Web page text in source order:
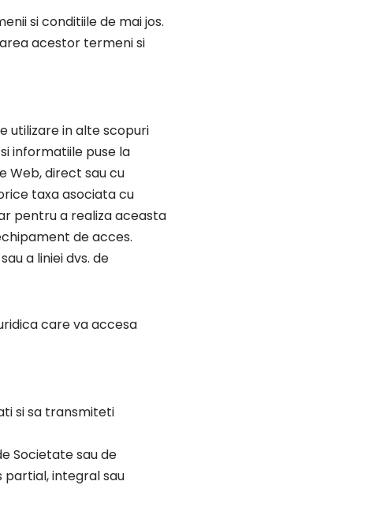
si conditiile de mai jos.
acestor termeni si
utilizare in alte scopuri
informatiile puse la
Web, direct sau cu
taxa asociata cu
pentru a realiza aceasta
de acces.
a liniei dvs. de
care va accesa
si sa transmiteti
Societate sau de
integral sau